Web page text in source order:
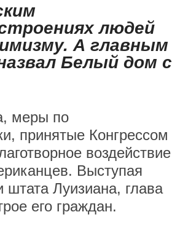
людей
А главным
Белый дом с
меры по
принятые Конгрессом
воздействие
Выступая
Луизиана, глава
его граждан.